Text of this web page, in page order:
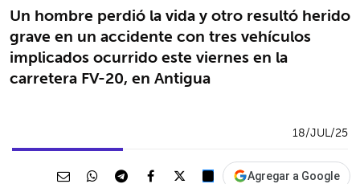
Un hombre perdió la vida y otro resultó herido
grave en un accidente con tres vehículos
implicados ocurrido este viernes en la
carretera FV-20, en Antigua
18/JUL/25
Agregar a Google